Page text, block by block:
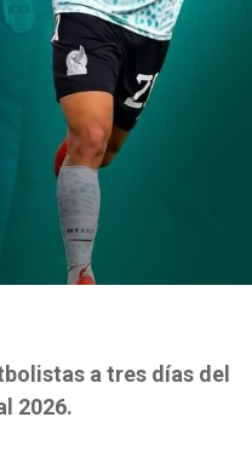
a tres días del
2026.